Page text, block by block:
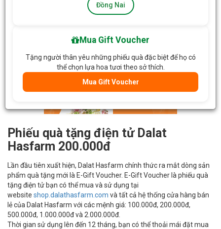
Phiếu quà tặng điện tử Dalat
Hasfarm 200.000đ
Lần đầu tiên xuất hiện, Dalat Hasfarm chính thức ra mắt dòng sản
phẩm quà tặng mới là E-Gift Voucher. E-Gift Voucher là phiếu quà
tặng điện tử bạn có thể mua và sử dụng tại
website shop.dalathasfarm.com và tất cả hệ thống cửa hàng bán
lẻ của Dalat Hasfarm với các mệnh giá: 100.000đ, 200.000đ,
500.000đ, 1.000.000đ và 2.000.000đ.
Thời gian sử dụng lên đến 12 tháng, bạn có thể thoải mái đặt mua
Đồng Nai
Mua Gift Voucher
Tặng người thân yêu những phiếu quà đặc biệt để họ có
thể chọn lựa hoa tươi theo sở thích.
Mua Gift Voucher